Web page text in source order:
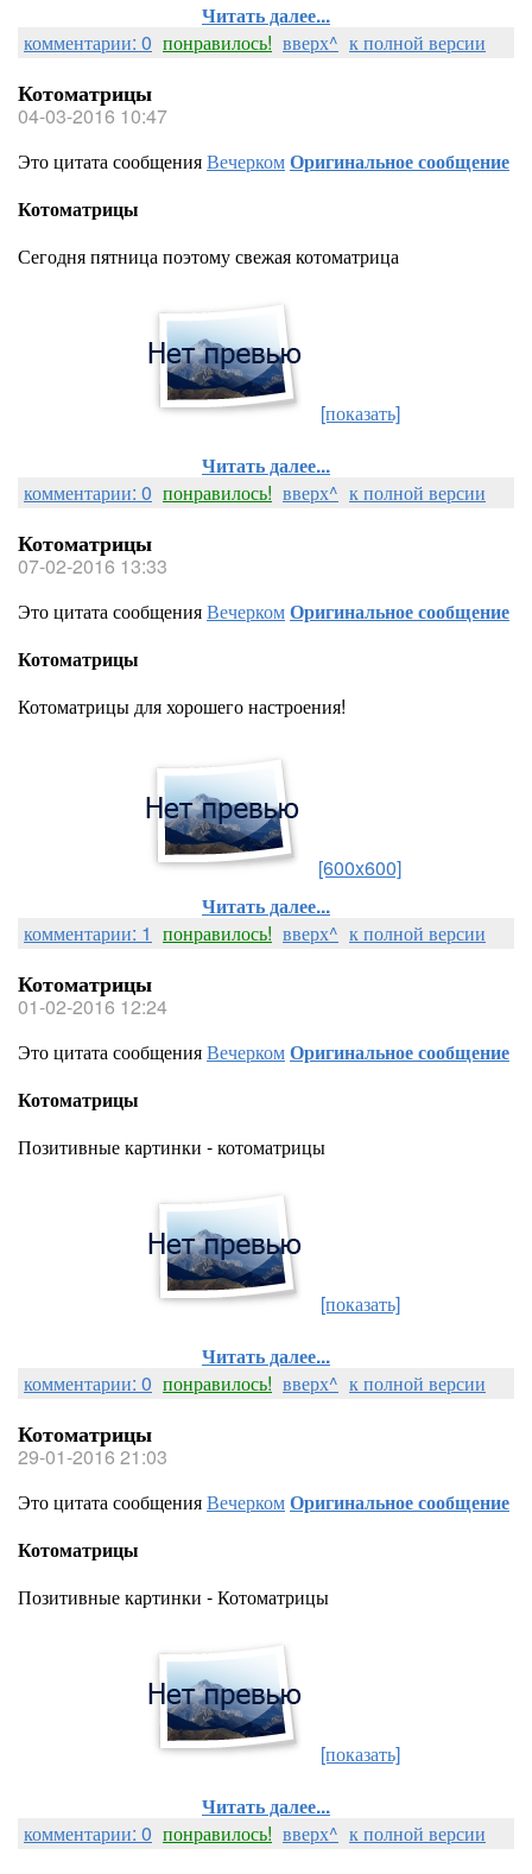
Читать далее...
комментарии: 0 понравилось! вверх^ к полной версии
Котоматрицы
04-03-2016 10:47
Это цитата сообщенияВечеркомОригинальное сообщение
Котоматрицы
Сегодня пятница поэтому свежая котоматрица
[показать]
Читать далее...
комментарии: 0 понравилось! вверх^ к полной версии
Котоматрицы
07-02-2016 13:33
Это цитата сообщенияВечеркомОригинальное сообщение
Котоматрицы
Котоматрицы для хорошего настроения!
[600x600]
Читать далее...
комментарии: 1 понравилось! вверх^ к полной версии
Котоматрицы
01-02-2016 12:24
Это цитата сообщенияВечеркомОригинальное сообщение
Котоматрицы
Позитивные картинки - котоматрицы
[показать]
Читать далее...
комментарии: 0 понравилось! вверх^ к полной версии
Котоматрицы
29-01-2016 21:03
Это цитата сообщенияВечеркомОригинальное сообщение
Котоматрицы
Позитивные картинки - Котоматрицы
[показать]
Читать далее...
комментарии: 0 понравилось! вверх^ к полной версии